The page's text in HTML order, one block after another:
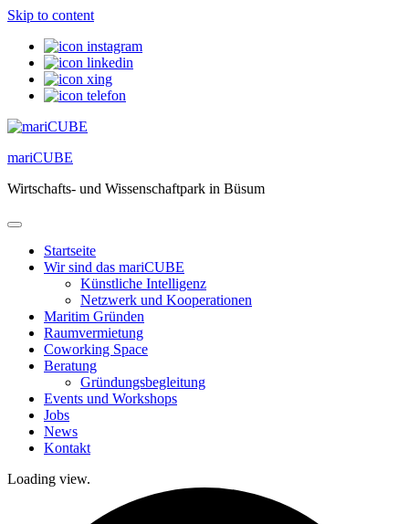
Skip to content
mariCUBE
Wirtschafts- und Wissenschaftpark in Büsum
Startseite
Wir sind das mariCUBE
Künstliche Intelligenz
Netzwerk und Kooperationen
Maritim Gründen
Raumvermietung
Coworking Space
Beratung
Gründungsbegleitung
Events und Workshops
Jobs
News
Kontakt
Loading view.